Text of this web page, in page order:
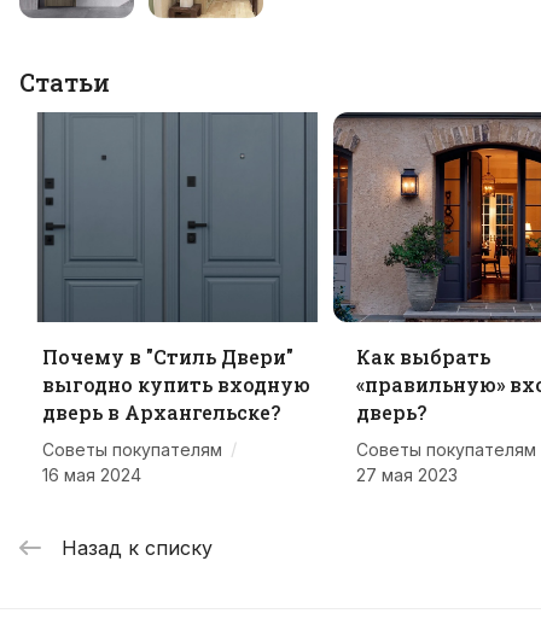
Статьи
Почему в "Стиль Двери"
выгодно купить входную
дверь в Архангельске?
Советы покупателям /
16 мая 2024
Как выбрать
«правильную»
дверь?
Советы покупателям
27 мая 2023
Назад к списку